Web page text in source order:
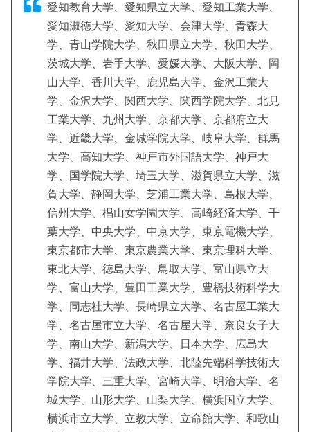
愛知教育大学、愛知県立大学、愛知工業大学、
愛知淑徳大学、愛知大学、会津大学、青森大
学、青山学院大学、秋田県立大学、秋田大学、
茨城大学、岩手大学、愛媛大学、大阪大学、岡
山大学、香川大学、鹿児島大学、金沢工業大
学、金沢大学、関西大学、関西学院大学、北見
工業大学、九州大学、京都大学、京都府立大
学、近畿大学、金城学院大学、岐阜大学、群馬
大学、高知大学、神戸市外国語大学、神戸大
学、国学院大学、埼玉大学、滋賀県立大学、滋
賀大学、静岡大学、芝浦工業大学、島根大学、
信州大学、椙山女学園大学、高崎経済大学、千
葉大学、中央大学、中京大学、東京電機大学、
東京都市大学、東京農業大学、東京理科大学、
東北大学、徳島大学、鳥取大学、富山県立大
学、富山大学、豊田工業大学、豊橋技術科学大
学、同志社大学、長崎県立大学、名古屋工業大
学、名古屋市立大学、名古屋大学、奈良女子大
学、南山大学、新潟大学、日本大学、広島大
学、福井大学、法政大学、北陸先端科学技術大
学院大学、三重大学、宮崎大学、明治大学、名
城大学、山形大学、山梨大学、横浜国立大学、
横浜市立大学、立教大学、立命館大学、和歌山